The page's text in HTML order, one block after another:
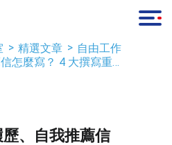
精選文章
自由工作
怎麼寫？ 4 大撰寫重
、自我推薦信